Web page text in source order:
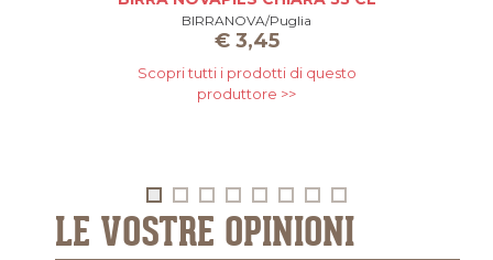
BIRRANOVA/Puglia
€3,45
Scopri tutti i prodotti di questo
produttore >>
LE VOSTRE OPINIONI